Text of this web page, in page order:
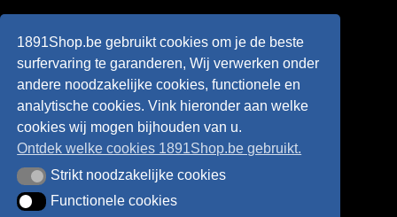
Europese
Retourneren
Algemene voorwaarden
1891Shop.be gebruikt cookies om je de beste
surfervaring te garanderen, Wij verwerken onder
andere noodzakelijke cookies, functionele en
analytische cookies. Vink hieronder aan welke
cookies wij mogen bijhouden van u.
Ontdek welke cookies 1891Shop.be gebruikt.
Strikt noodzakelijke cookies
Strikt noodzakelijke cookies
Functionele cookies
Functionele cookies